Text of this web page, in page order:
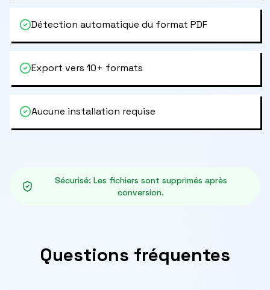
Détection automatique du format PDF
Export vers 10+ formats
Aucune installation requise
Sécurisé: Les fichiers sont supprimés après
conversion.
Questions fréquentes